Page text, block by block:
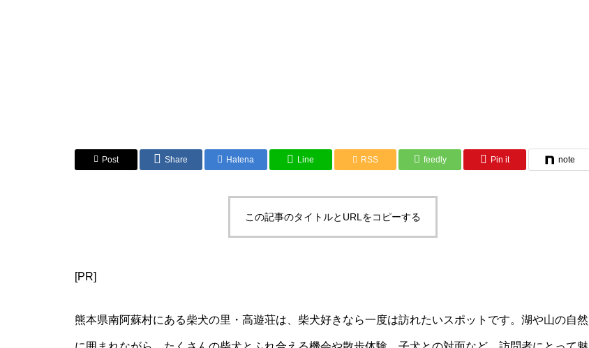
Post Share Hatena Line RSS feedly Pin it note
この記事のタイトルとURLをコピーする
[PR]
熊本県南阿蘇村にある柴犬の里・高遊荘は、柴犬好きなら一度は訪れたいスポットです。湖や山の自然